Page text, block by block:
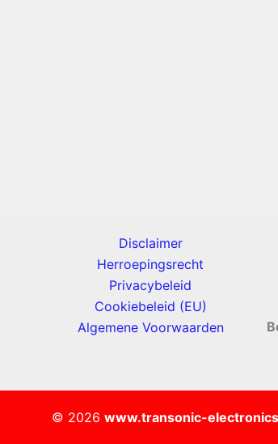
Disclaimer
Herroepingsrecht
Privacybeleid
Cookiebeleid (EU)
Algemene Voorwaarden
© 2026 www.transonic-